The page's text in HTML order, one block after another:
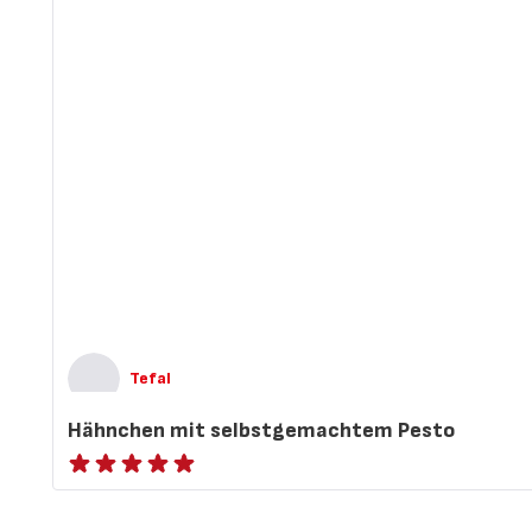
Tefal
Hähnchen mit selbstgemachtem Pesto
ratings.NaN